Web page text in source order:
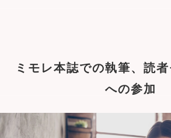
ミモレ本誌での執筆、読
への参加